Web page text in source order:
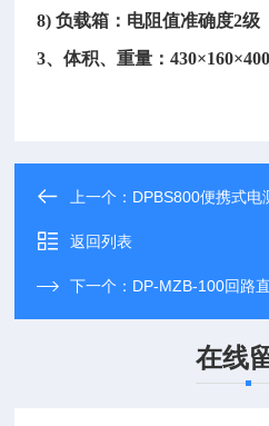
8) 负载箱：电阻值准确度2级
3、体积、重量：
上一个： DPBS800便携式电
返回列表
下一个： DP-MZB-100回路
在线